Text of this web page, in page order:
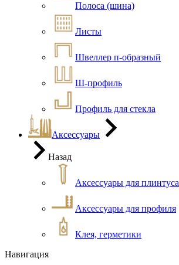
Полоса (шина)
Листы
Швеллер п-образный
Ш-профиль
Профиль для стекла
Аксессуары
Назад
Аксессуары для плинтуса
Аксессуары для профиля
Клея, герметики
Навигация